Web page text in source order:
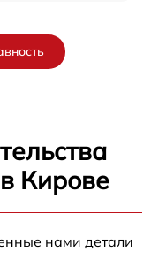
Кирове
нами детали